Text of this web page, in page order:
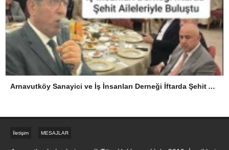
Arnavutköy Sanayici ve İş İnsanları Derneği İftarda Şehit Aileleriyle Buluştu
İletişim MESAJLAR